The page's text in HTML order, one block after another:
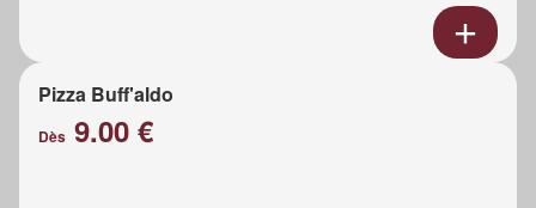
Pizza Buff'aldo
Dès 9.00 €